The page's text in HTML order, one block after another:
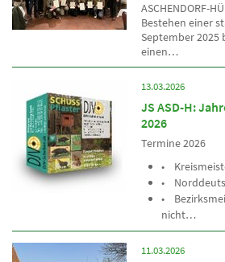
ASCHENDORF-
Bestehen einer
September 2025
einen…
13.03.2026
JS ASD-H:
2026
Termine 2026
•
•
•
nicht…
11.03.2026